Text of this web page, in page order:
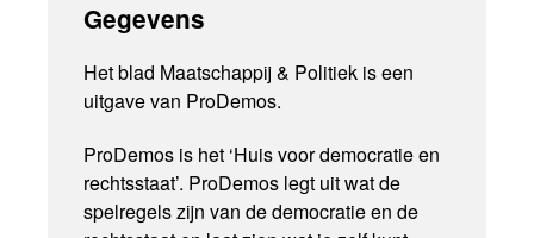
Gegevens
Het blad Maatschappij & Politiek is een
uitgave van ProDemos.
ProDemos is het ‘Huis voor democratie en
rechtsstaat’. ProDemos legt uit wat de
spelregels zijn van de democratie en de